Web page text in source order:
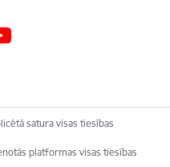
satura visas tiesības
platformas visas tiesības